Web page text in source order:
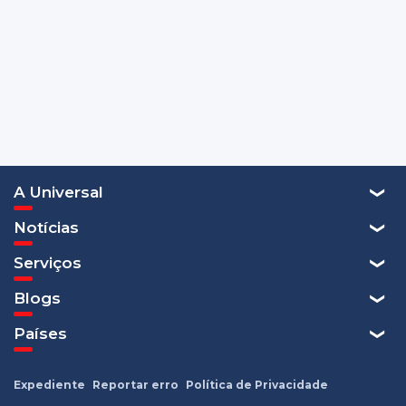
A Universal
Notícias
Serviços
Blogs
Países
Expediente Reportar erro Política de Privacidade